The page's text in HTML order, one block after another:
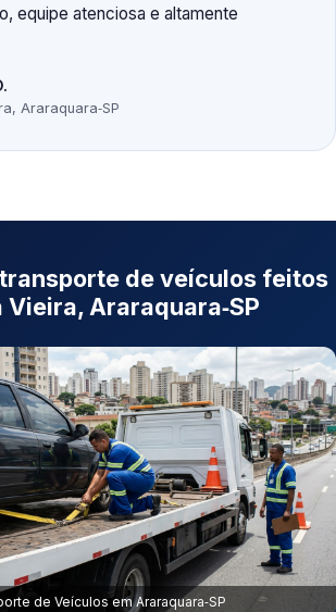
equipe atenciosa e altamente
Araraquara‑SP
de veículos feitos
Vieira, Araraquara‑SP
de Veículos em Araraquara‑SP